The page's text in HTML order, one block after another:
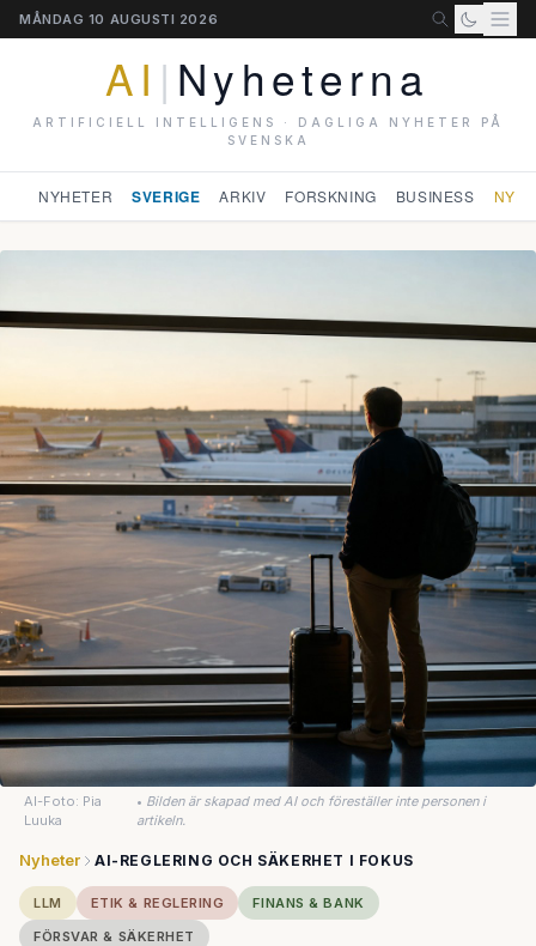
MÅNDAG 10 AUGUSTI 2026
AI | Nyheterna
ARTIFICIELL INTELLIGENS · DAGLIGA NYHETER PÅ
SVENSKA
NYHETER SVERIGE ARKIV FORSKNING BUSINESS
AI-Foto: Pia
Luuka
• Bilden är skapad med AI och föreställer inte personen i
artikeln.
Nyheter AI-REGLERING OCH SÄKERHET I FOKUS
LLM ETIK & REGLERING
FINANS & BANK
FÖRSVAR & SÄKERHET